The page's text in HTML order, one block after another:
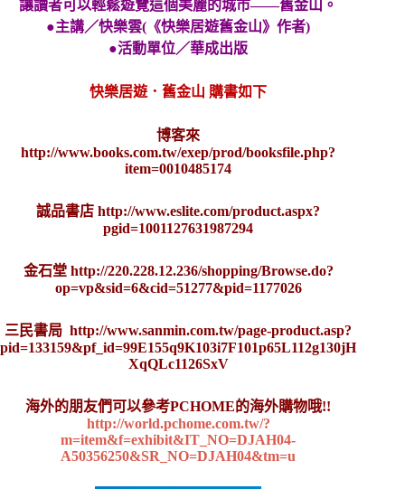
讓讀者可以輕鬆遊覽這個美麗的城市——舊金山。
●主講／快樂雲(《快樂居遊舊金山》作者)
●活動單位／華成出版
快樂居遊．舊金山 購書如下
博客來
http://www.books.com.tw/exep/prod/booksfile.php?
item=0010485174
誠品書店http://www.eslite.com/product.aspx?
pgid=1001127631987294
金石堂 http://220.228.12.236/shopping/Browse.do?
op=vp&sid=6&cid=51277&pid=1177026
三民書局http://www.sanmin.com.tw/page-product.asp?
pid=133159&pf_id=99E155q9K103i7F101p65L112g130jH
XqQLc1126SxV
海外的朋友們可以參考PCHOME的海外購物哦!!
http://world.pchome.com.tw/?
m=item&f=exhibit&IT_NO=DJAH04-
A50356250&SR_NO=DJAH04&tm=u